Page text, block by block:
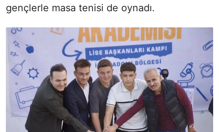
gençlerle masa tenisi de oynadı.